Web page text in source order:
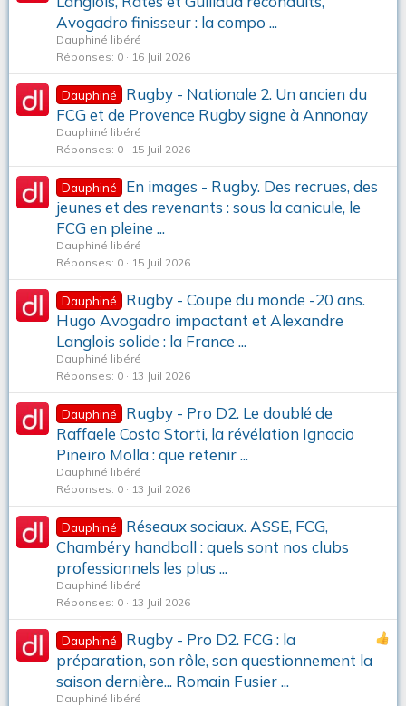
Avogadro finisseur : la compo ...
Dauphiné libéré
Réponses 0 16 Juil 2026
Dauphiné
Rugby - Nationale 2. Un ancien du
FCG et de Provence Rugby signe à Annonay
Dauphiné libéré
Réponses 0 15 Juil 2026
Dauphiné
En images - Rugby. Des recrues, des
jeunes et des revenants : sous la canicule, le
FCG en pleine ...
Dauphiné libéré
Réponses 0 15 Juil 2026
Dauphiné
Rugby - Coupe du monde -20 ans.
Hugo Avogadro impactant et Alexandre
Langlois solide : la France ...
Dauphiné libéré
Réponses 0 13 Juil 2026
Dauphiné
Rugby - Pro D2. Le doublé de
Raffaele Costa Storti, la révélation Ignacio
Pineiro Molla : que retenir ...
Dauphiné libéré
Réponses 0 13 Juil 2026
Dauphiné
Réseaux sociaux. ASSE, FCG,
Chambéry handball : quels sont nos clubs
professionnels les plus ...
Dauphiné libéré
Réponses 0 13 Juil 2026
Dauphiné
Rugby - Pro D2. FCG : la
préparation, son rôle, son questionnement la
saison dernière... Romain Fusier ...
Dauphiné libéré